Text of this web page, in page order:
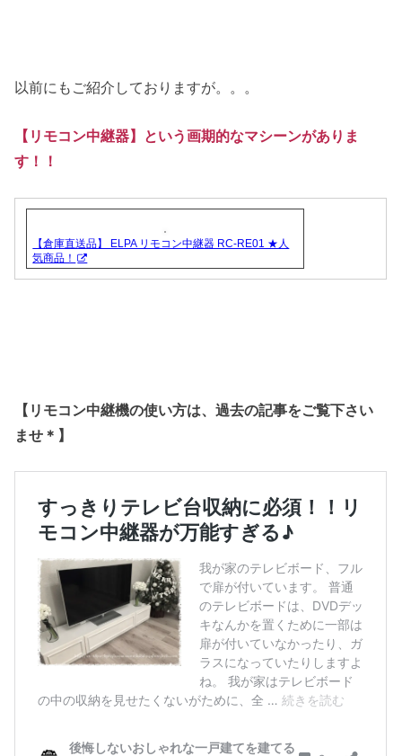
以前にもご紹介しておりますが。。。
【リモコン中継器】という画期的なマシーンがありま
す！！
【倉庫直送品】 ELPA リモコン中継器 RC-RE01 ★人
気商品！
【リモコン中継機の使い方は、過去の記事をご覧下さい
ませ＊】